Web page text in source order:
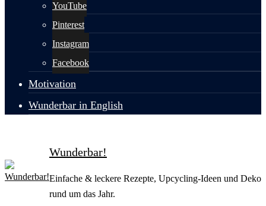
YouTube
Pinterest
Instagram
Facebook
Motivation
Wunderbar in English
Wunderbar!
Einfache & leckere Rezepte, Upcycling-Ideen und Deko
rund um das Jahr.